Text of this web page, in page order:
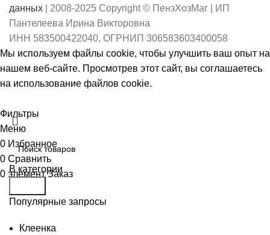
данных | 2008-2025 Copyright © ПензХозМаг | ИП
Пантелеева Ирина Викторовна
ИНН 583500422040, ОГРНИП 306583603400058
Мы используем файлы cookie, чтобы улучшить ваш опыт на
нашем веб-сайте. Просмотрев этот сайт, вы соглашаетесь
на использование файлов cookie.
В категории
Популярные запросы
Клеенка
Фильтры
Меню
0 Избранное
0 Сравнить
0 элемент Заказ